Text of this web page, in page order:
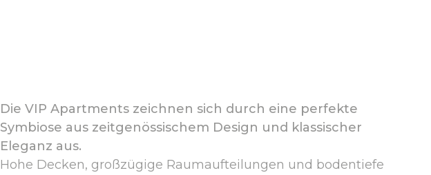
Die VIP Apartments zeichnen sich durch eine perfekte
Symbiose aus zeitgenössischem Design und klassischer
Eleganz aus.
Hohe Decken, großzügige Raumaufteilungen und bodentiefe